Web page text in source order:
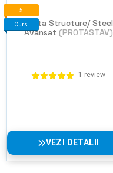
5
CursProta Structure/ Steel
Avansat (PROTASTAV)
1 review
VEZI DETALII